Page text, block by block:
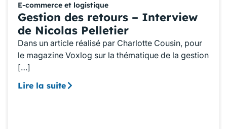
E-commerce et logistique
Gestion des retours – Interview
de Nicolas Pelletier
Dans un article réalisé par Charlotte Cousin, pour
le magazine Voxlog sur la thématique de la gestion
[…]
Lire la suite